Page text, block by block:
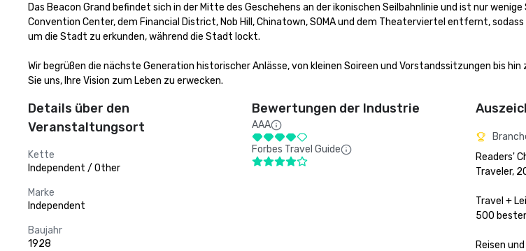
Das Beacon Grand befindet sich in der Mitte des Geschehens an der ikonischen Seilbahnlinie und ist nur
Convention Center, dem Financial District, Nob Hill, Chinatown, SOMA und dem Theaterviertel entfernt,
um die Stadt zu erkunden, während die Stadt lockt.
Wir begrüßen die nächste Generation historischer Anlässe, von kleinen Soireen und Vorstandssitzungen bis hin
Sie uns, Ihre Vision zum Leben zu erwecken.
Details über den
Veranstaltungsort
Kette
Independent / Other
Marke
Independent
Baujahr
1928
Bewertungen der Industrie
AAA
Forbes Travel Guide
Readers'
Traveler,
Travel +
500
Reisen